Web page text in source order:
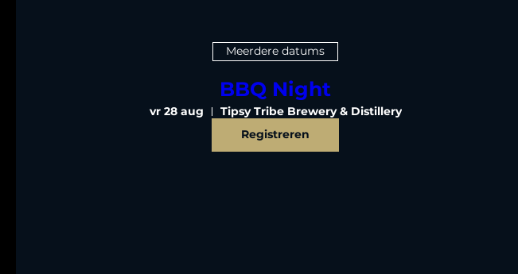
Meerdere datums
BBQ Night
vr 28 aug
Tipsy Tribe Brewery & Distillery
Registreren